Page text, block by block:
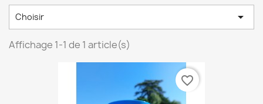
Choisir 
Affichage 1-1 de 1 article(s)
favorite_border